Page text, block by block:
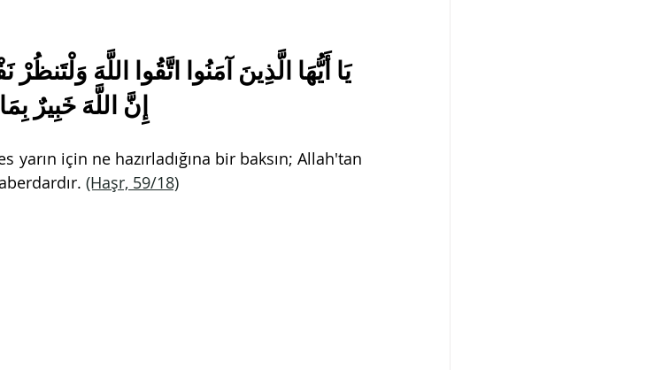
يَا أَيُّهَا الَّذِينَ آمَنُوا اتَّقُوا اللَّهَ
إِنَّ اللَّهَ خَبِيرٌ
için ne hazırladığına bir baksın; Allah'tan
(Haşr, 59/18)